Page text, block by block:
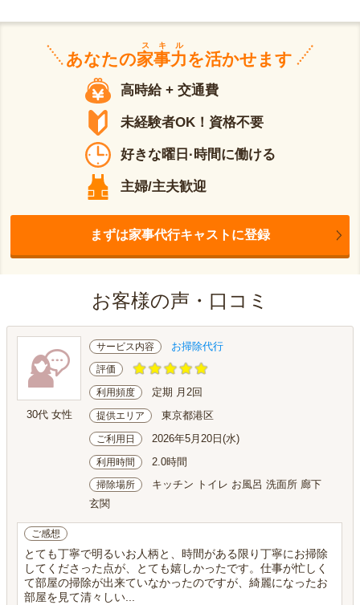
あなたの家事力
スキル
を活かせます
高時給 + 交通費
未経験者OK！資格不要
好きな曜日·時間に働ける
主婦/主夫歓迎
まずは家事代行キャストに登録
お客様の声・口コミ
30代 女性
サービス内容 お掃除代行
評価
利用頻度 定期 月2回
提供エリア 東京都港区
ご利用日 2026年5月20日(水)
利用時間 2.0時間
掃除場所
キッチン トイレ お風呂 洗面所 廊下
玄関
ご感想
とても丁寧で明るいお人柄と、時間がある限り丁寧にお掃除
してくださった点が、とても嬉しかったです。仕事が忙しく
て部屋の掃除が出来ていなかったのですが、綺麗になったお
部屋を見て清々しい...